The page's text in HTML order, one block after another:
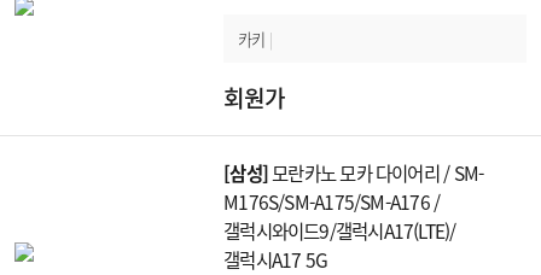
카키 |
회원가
[삼성]모란카노 모카 다이어리 / SM-
M176S/SM-A175/SM-A176 /
갤럭시와이드9/갤럭시A17(LTE)/
갤럭시A17 5G